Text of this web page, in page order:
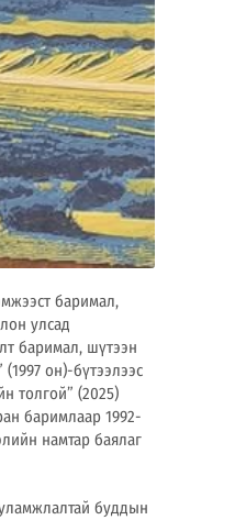
баримал,
улсад
баримал, шүтээн
он)-бүтээлээс
толгой” (2025)
баримлаар 1992-
намтар баялаг
буддын